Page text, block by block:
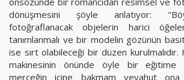
dönüşmesini şöyle anlatıyor:
fotoğraflanacak objelerin harici
tanımlanmalı ve bir modelin gözünün
ise sırt olabileceği bir düzen
makinesinin önünde öyle bir
merceğin içine bakmam veyahut ona